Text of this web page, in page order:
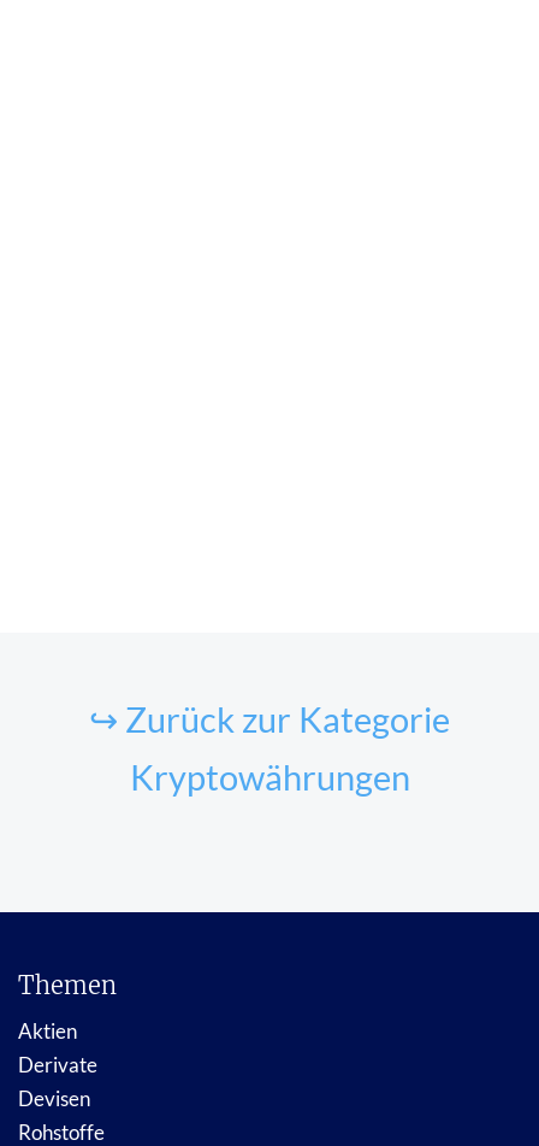
↪ Zurück zur Kategorie
Kryptowährungen
Themen
Aktien
Derivate
Devisen
Rohstoffe